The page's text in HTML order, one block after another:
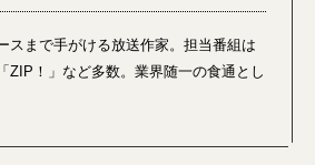
スまで手がける放送作家。担当番組は
ZIP！」など多数。業界随一の食通とし